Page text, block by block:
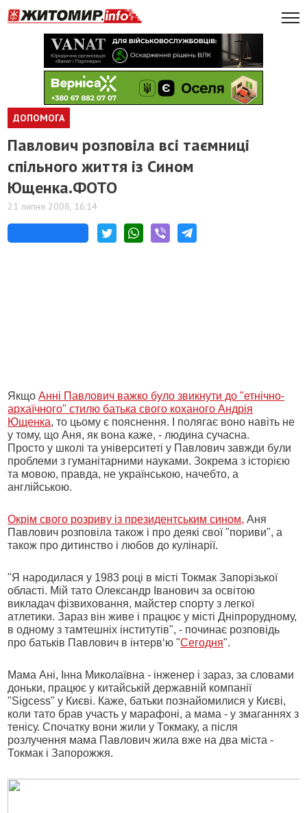
ДОПОМОГА
Павлович розповіла всі таємниці
спільного життя із Сином
Ющенка.ФОТО
21 липня 2008, 16:14
ЯкщоАнні Павлович важко було звикнути до "етнічно-
архаїчного" стилю батька свого коханого Андрія
Ющенка, то цьому є пояснення. І полягає воно навіть не
у тому, що Аня, як вона каже, - людина сучасна.
Просто у школі та університеті у Павлович завжди були
проблеми з гуманітарними науками. Зокрема з історією
та мовою, правда, не українською, начебто, а
англійською.
Окрім свого розриву із президентським сином, Аня
Павлович розповіла також і про деякі свої "пориви", а
також про дитинство і любов до кулінарії.
"Я народилася у 1983 році в місті Токмак Запорізької
області. Мій тато Олександр Іванович за освітою
викладач фізвиховання, майстер спорту з легкої
атлетики. Зараз він живе і працює у місті Дніпрорудному,
в одному з тамтешніх інститутів", - починає розповідь
про батьків Павлович в інтерв‘ю "Сегодня".
Мама Ані, Інна Миколаївна - інженер і зараз, за словами
доньки, працює у китайській державній компанії
"Sigcess" у Києві. Каже, батьки познайомилися у Києві,
коли тато брав участь у марафоні, а мама - у змаганнях з
тенісу. Спочатку вони жили у Токмаку, а після
розлучення мама Павлович жила вже на два міста -
Токмак і Запорожжя.